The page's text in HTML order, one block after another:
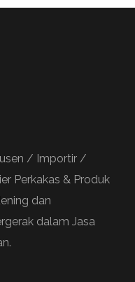
/ Importir /
Perkakas & Produk
dan
dalam Jasa